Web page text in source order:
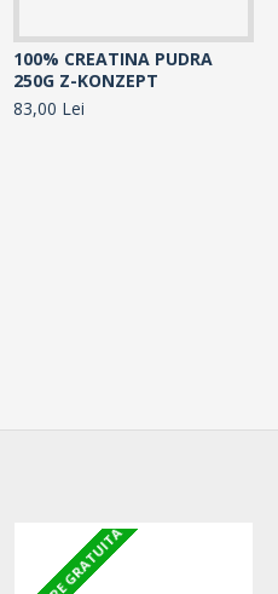
100% CREATINA PUDRA
250G Z-KONZEPT
83,00 Lei